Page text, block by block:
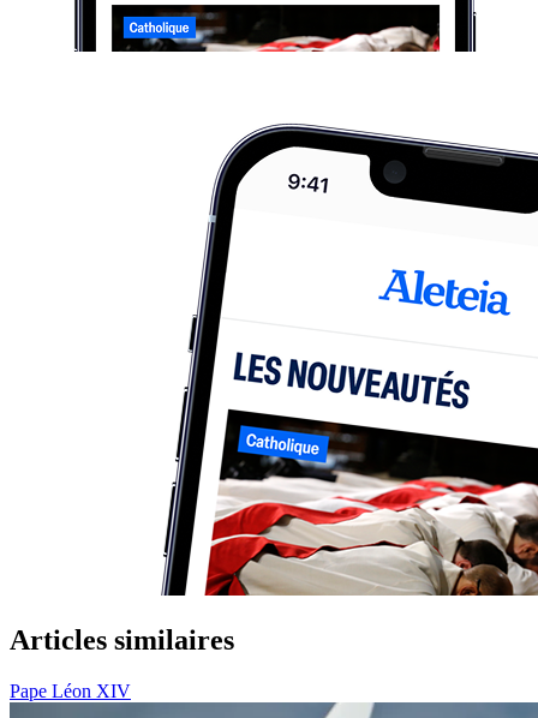
Articles similaires
Pape Léon XIV